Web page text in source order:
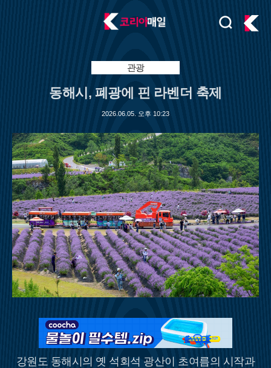
검
주
기
관광
동해시, 폐광에 핀 라벤더 축제
2026.06.05. 오후 10:23
강원도 동해시의 옛 석회석 광산이 초여름의 시작과